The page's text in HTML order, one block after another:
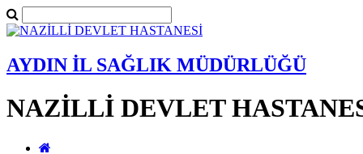
AYDIN İL SAĞLIK MÜDÜRLÜĞÜ
NAZİLLİ DEVLET